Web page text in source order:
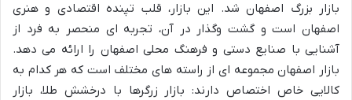
بازار بزرگ اصفهان شد. این بازار، قلب تپنده اقتصادی و هنری
اصفهان است و گشت وگذار در آن، تجربه ای منحصر به فرد از
آشنایی با صنایع دستی و فرهنگ محلی اصفهان را ارائه می دهد.
بازار اصفهان مجموعه ای از راسته های مختلف است که هر کدام به
کالایی خاص اختصاص دارند: بازار زرگرها با درخشش طلا، بازار